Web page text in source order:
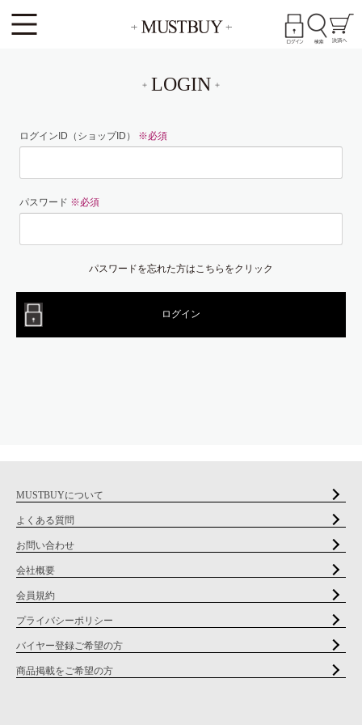
LOGIN
ログインID（ショップID） ※必須
パスワード ※必須
パスワードを忘れた方はこちらをクリック
MUSTBUYについて
よくある質問
お問い合わせ
会社概要
会員規約
プライバシーポリシー
バイヤー登録ご希望の方
商品掲載をご希望の方